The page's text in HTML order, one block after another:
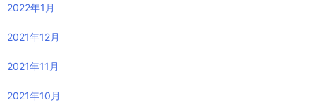
2022年1月
2021年12月
2021年11月
2021年10月